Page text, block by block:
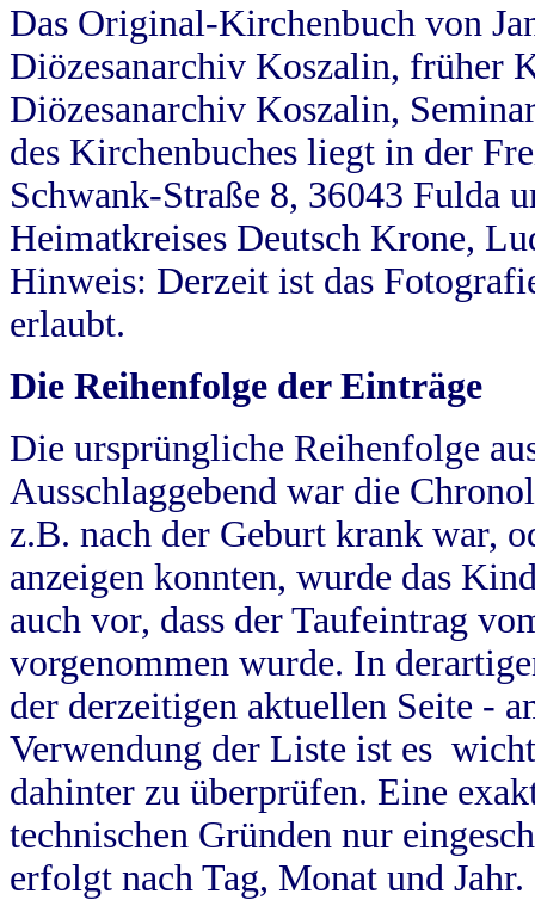
Das Original-Kirchenbuch von
Diözesanarchiv Koszalin, früher
Diözesanarchiv Koszalin,
des Kirchenbuches liegt in der
Schwank-Straße 8, 36043 Fulda
Heimatkreises Deutsch Krone,
Hinweis: Derzeit ist das
erlaubt.
Die Reihenfolge der Einträge
Die ursprüngliche Reihenfolge
Ausschlaggebend war die
z.B. nach der Geburt krank war,
anzeigen konnten, wurde das
auch vor, dass der Taufeintrag
vorgenommen wurde. In
der derzeitigen aktuellen Seite -
Verwendung der Liste ist es
dahinter zu überprüfen. Eine
technischen Gründen nur
erfolgt nach Tag, Monat und Jahr.